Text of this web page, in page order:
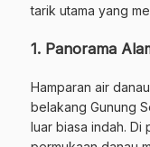
tarik utama yang
1. Panorama
Hamparan air
belakang Gunung
luar biasa indah. Di